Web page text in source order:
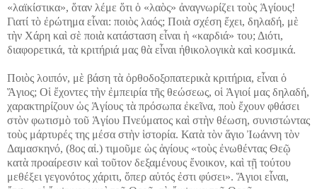
«λαϊκίστικα», ὅταν λέμε ὅτι ὁ «λαὸς» ἀναγνωρίζει τοὺς Ἁγίους!
Γιατί τὸ ἐρώτημα εἶναι: ποιὸς λαός; Ποιὰ σχέση ἔχει, δηλαδή, μὲ
τὴν Χάρη καὶ σὲ ποιὰ κατάσταση εἶναι ἡ «καρδιά» του; Διότι,
διαφορετικά, τὰ κριτήριά μας θὰ εἶναι ἠθικολογικὰ καὶ κοσμικά.
Ποιὸς λοιπόν, μὲ βάση τὰ ὀρθοδοξοπατερικὰ κριτήρια, εἶναι ὁ
Ἅγιος; Οἱ ἔχοντες τὴν ἐμπειρία τῆς θεώσεως, οἱ Ἁγιοί μας δηλαδή,
χαρακτηρίζουν ὡς Ἁγίους τὰ πρόσωπα ἐκεῖνα, ποὺ ἔχουν φθάσει
στὸν φωτισμὸ τοῦ Ἁγίου Πνεύματος καὶ στὴν θέωση, συνιστώντας
τοὺς μάρτυρές της μέσα στὴν ἱστορία. Κατὰ τὸν ἅγιο Ἰωάννη τὸν
Δαμασκηνό, (8ος αἰ.) τιμοῦμε ὡς ἁγίους «τοὺς ἐνωθέντας Θεῷ
κατὰ προαίρεσιν καὶ τοῦτον δεξαμένους ἔνοικον, καὶ τῇ τούτου
μεθέξει γεγονότος χάριτι, ὅπερ αὐτός ἐστι φύσει». Ἅγιοι εἶναι,